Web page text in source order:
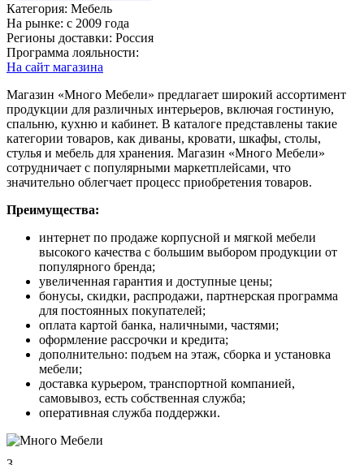
Категория: Мебель
На рынке: c 2009 года
Регионы доставки: Россия
Программа лояльности:
На сайт магазина
Магазин «Много Мебели» предлагает широкий ассортимент
продукции для различных интерьеров, включая гостиную,
спальню, кухню и кабинет. В каталоге представлены такие
категории товаров, как диваны, кровати, шкафы, столы,
стулья и мебель для хранения. Магазин «Много Мебели»
сотрудничает с популярными маркетплейсами, что
значительно облегчает процесс приобретения товаров.
Преимущества:
интернет по продаже корпусной и мягкой мебели
высокого качества с большим выбором продукции от
популярного бренда;
увеличенная гарантия и доступные цены;
бонусы, скидки, распродажи, партнерская программа
для постоянных покупателей;
оплата картой банка, наличными, частями;
оформление рассрочки и кредита;
дополнительно: подъем на этаж, сборка и установка
мебели;
доставка курьером, транспортной компанией,
самовывоз, есть собственная служба;
оперативная служба поддержки.